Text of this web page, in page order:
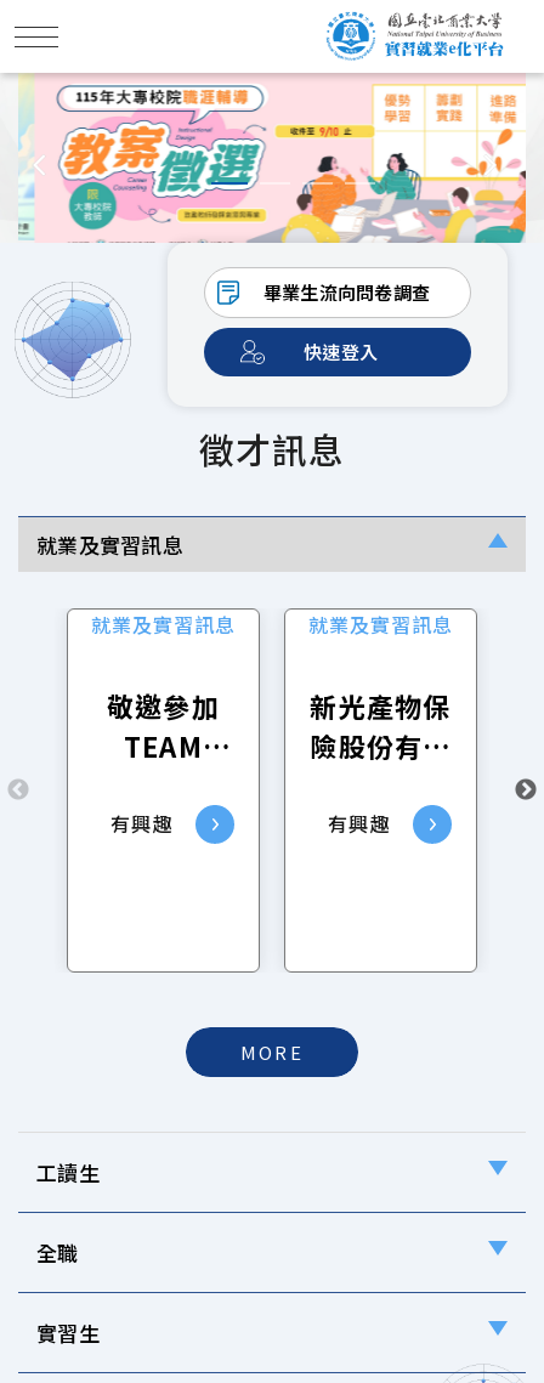
徵才訊息
畢業生流向問卷調查
快速登入
就業及實習訊息
就業及實習訊息
敬邀參加
TEAM
就業「青年
會活動
有興趣
就業及實習訊息
新光產物保
險股份有限
115年9月1
有興趣
MORE
工讀生
全職
實習生